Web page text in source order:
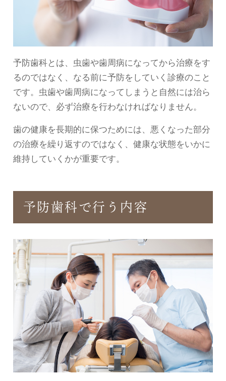
予防歯科とは、虫歯や歯周病になってから治療をす
るのではなく、なる前に予防をしていく診療のこと
です。虫歯や歯周病になってしまうと自然には治ら
ないので、必ず治療を行わなければなりません。
歯の健康を長期的に保つためには、悪くなった部分
の治療を繰り返すのではなく、健康な状態をいかに
維持していくかが重要です。
予防歯科で行う内容